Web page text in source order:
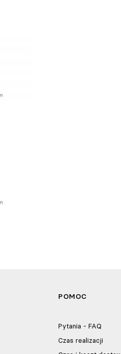
POMOC
Pytania - FAQ
Czas realizacji